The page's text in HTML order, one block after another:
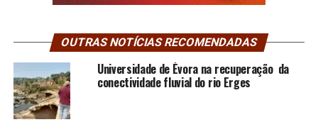
OUTRAS NOTÍCIAS RECOMENDADAS
Universidade de Évora na recuperação da
conectividade fluvial do rio Erges